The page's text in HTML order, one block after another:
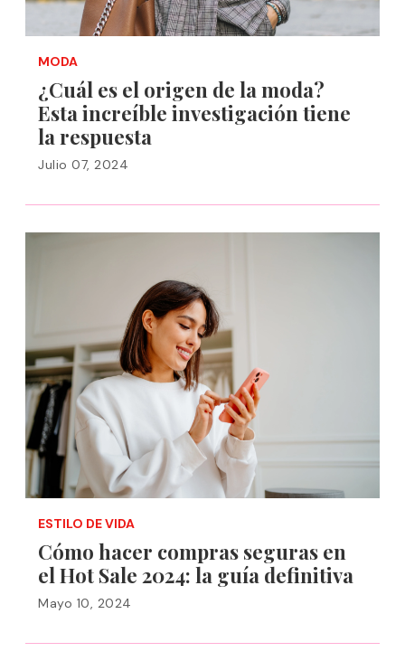
MODA
¿Cuál es el origen de la moda?
Esta increíble investigación tiene
la respuesta
Julio 07, 2024
ESTILO DE VIDA
Cómo hacer compras seguras en
el Hot Sale 2024: la guía definitiva
Mayo 10, 2024